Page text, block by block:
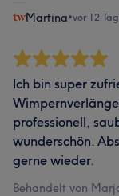
Martina•vor 12
Ich bin super
professionell,
wunderschön.
gerne wieder.
Behandelt von